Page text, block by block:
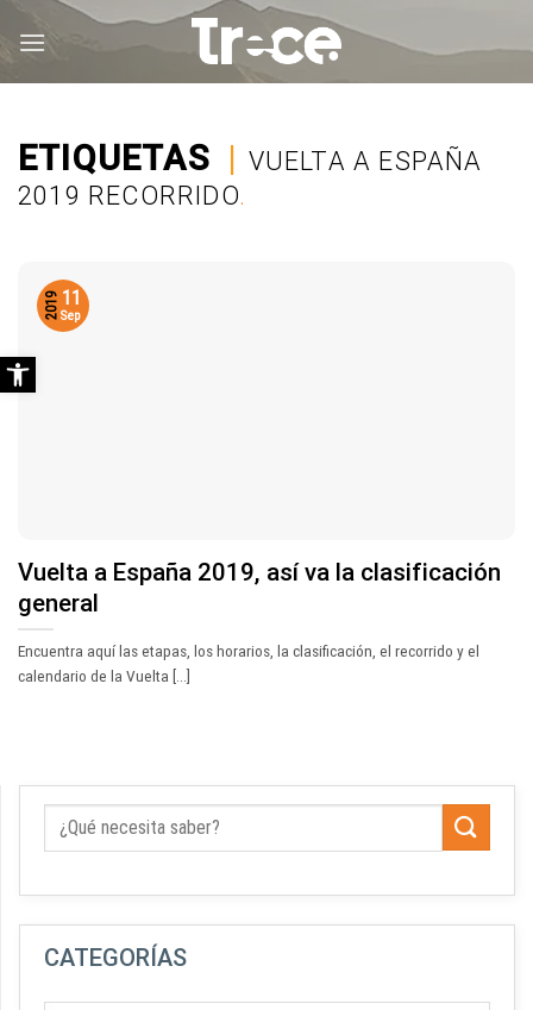
ETIQUETAS | VUELTA A ESPAÑA
2019 RECORRIDO.
Vuelta a España 2019, así va la clasificación
general
Encuentra aquí las etapas, los horarios, la clasificación, el recorrido y el
calendario de la Vuelta [...]
11
Sep
2019
CATEGORÍAS
Abrir barra de herramientas